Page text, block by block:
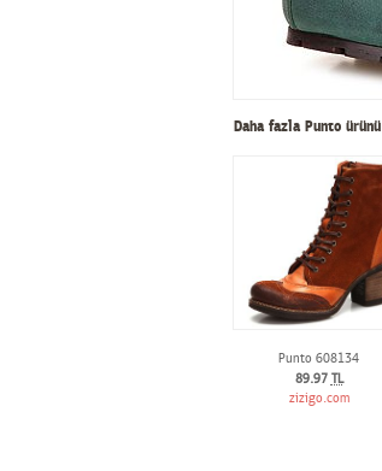
Daha fazla Punto ürünü
Punto 608134
89.97 TL
zizigo.com